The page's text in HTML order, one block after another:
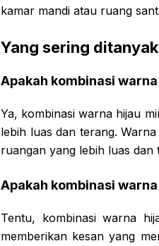
kamar mandi atau ruang
Yang sering
Apakah kombinasi
Ya, kombinasi warna hijau
lebih luas dan terang.
ruangan yang lebih luas dan
Apakah kombinasi
Tentu, kombinasi warna
memberikan kesan yang